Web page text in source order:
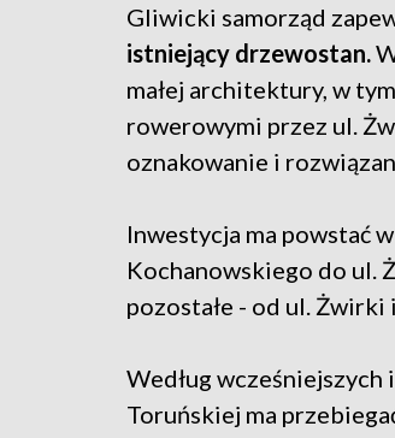
Gliwicki samorząd
istniejący drzewostan.
małej architektury, w
rowerowymi przez ul.
oznakowanie i
Inwestycja ma powstać
Kochanowskiego do ul.
pozostałe - od ul.
Według
Toruńskiej ma